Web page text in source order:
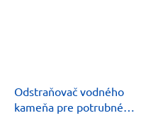
Odstraňovač vodného
kameňa pre potrubné